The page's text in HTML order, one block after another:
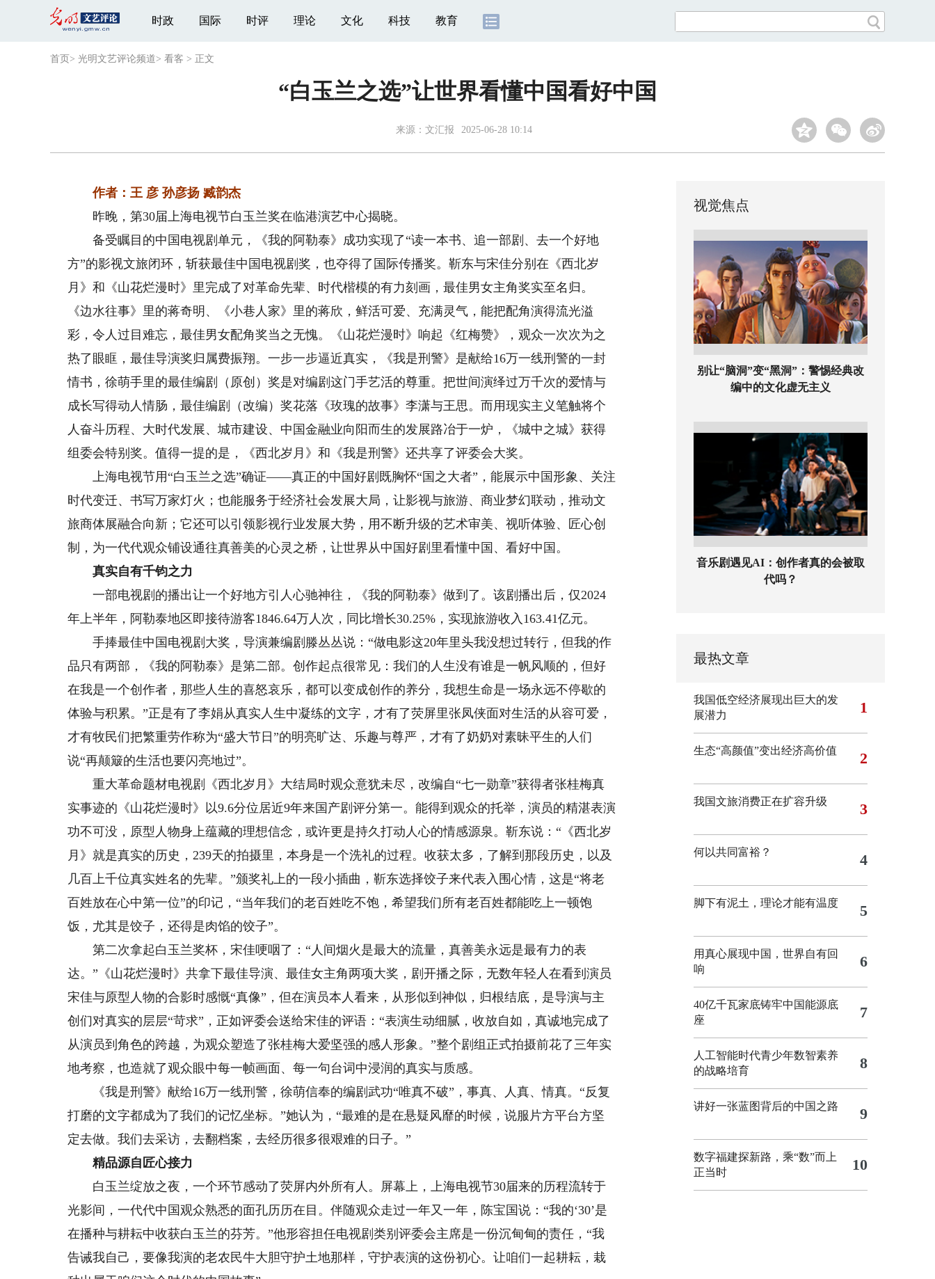
时政 国际 时评 理论 文化 科技 教育
首页 > 光明文艺评论频道> 看客 > 正文
“白玉兰之选”让世界看懂中国看好中国
来源： 文汇报 2025-06-28 10:14
作者：王 彦 孙彦扬 臧韵杰
昨晚，第30届上海电视节白玉兰奖在临港演艺中心揭晓。
备受瞩目的中国电视剧单元，《我的阿勒泰》成功实现了“读一本书、追一部剧、去一个好地
方”的影视文旅闭环，斩获最佳中国电视剧奖，也夺得了国际传播奖。靳东与宋佳分别在《西北岁
月》和《山花烂漫时》里完成了对革命先辈、时代楷模的有力刻画，最佳男女主角奖实至名归。
《边水往事》里的蒋奇明、《小巷人家》里的蒋欣，鲜活可爱、充满灵气，能把配角演得流光溢
彩，令人过目难忘，最佳男女配角奖当之无愧。《山花烂漫时》响起《红梅赞》，观众一次次为之
热了眼眶，最佳导演奖归属费振翔。一步一步逼近真实，《我是刑警》是献给16万一线刑警的一封
情书，徐萌手里的最佳编剧（原创）奖是对编剧这门手艺活的尊重。把世间演绎过万千次的爱情与
成长写得动人情肠，最佳编剧（改编）奖花落《玫瑰的故事》李潇与王思。而用现实主义笔触将个
人奋斗历程、大时代发展、城市建设、中国金融业向阳而生的发展路冶于一炉，《城中之城》获得
组委会特别奖。值得一提的是，《西北岁月》和《我是刑警》还共享了评委会大奖。
上海电视节用“白玉兰之选”确证——真正的中国好剧既胸怀“国之大者”，能展示中国形象、关注
时代变迁、书写万家灯火；也能服务于经济社会发展大局，让影视与旅游、商业梦幻联动，推动文
旅商体展融合向新；它还可以引领影视行业发展大势，用不断升级的艺术审美、视听体验、匠心创
制，为一代代观众铺设通往真善美的心灵之桥，让世界从中国好剧里看懂中国、看好中国。
真实自有千钧之力
一部电视剧的播出让一个好地方引人心驰神往，《我的阿勒泰》做到了。该剧播出后，仅2024
年上半年，阿勒泰地区即接待游客1846.64万人次，同比增长30.25%，实现旅游收入163.41亿元。
手捧最佳中国电视剧大奖，导演兼编剧滕丛丛说：“做电影这20年里头我没想过转行，但我的作
品只有两部，《我的阿勒泰》是第二部。创作起点很常见：我们的人生没有谁是一帆风顺的，但好
在我是一个创作者，那些人生的喜怒哀乐，都可以变成创作的养分，我想生命是一场永远不停歇的
体验与积累。”正是有了李娟从真实人生中凝练的文字，才有了荧屏里张凤侠面对生活的从容可爱，
才有牧民们把繁重劳作称为“盛大节日”的明亮旷达、乐趣与尊严，才有了奶奶对素昧平生的人们
说“再颠簸的生活也要闪亮地过”。
重大革命题材电视剧《西北岁月》大结局时观众意犹未尽，改编自“七一勋章”获得者张桂梅真
实事迹的《山花烂漫时》以9.6分位居近9年来国产剧评分第一。能得到观众的托举，演员的精湛表演
功不可没，原型人物身上蕴藏的理想信念，或许更是持久打动人心的情感源泉。靳东说：“《西北岁
月》就是真实的历史，239天的拍摄里，本身是一个洗礼的过程。收获太多，了解到那段历史，以及
几百上千位真实姓名的先辈。”颁奖礼上的一段小插曲，靳东选择饺子来代表入围心情，这是“将老
百姓放在心中第一位”的印记，“当年我们的老百姓吃不饱，希望我们所有老百姓都能吃上一顿饱
饭，尤其是饺子，还得是肉馅的饺子”。
第二次拿起白玉兰奖杯，宋佳哽咽了：“人间烟火是最大的流量，真善美永远是最有力的表
达。”《山花烂漫时》共拿下最佳导演、最佳女主角两项大奖，剧开播之际，无数年轻人在看到演员
宋佳与原型人物的合影时感慨“真像”，但在演员本人看来，从形似到神似，归根结底，是导演与主
创们对真实的层层“苛求”，正如评委会送给宋佳的评语：“表演生动细腻，收放自如，真诚地完成了
从演员到角色的跨越，为观众塑造了张桂梅大爱坚强的感人形象。”整个剧组正式拍摄前花了三年实
地考察，也造就了观众眼中每一帧画面、每一句台词中浸润的真实与质感。
《我是刑警》献给16万一线刑警，徐萌信奉的编剧武功“唯真不破”，事真、人真、情真。“反复
打磨的文字都成为了我们的记忆坐标。”她认为，“最难的是在悬疑风靡的时候，说服片方平台方坚
定去做。我们去采访，去翻档案，去经历很多很艰难的日子。”
精品源自匠心接力
白玉兰绽放之夜，一个环节感动了荧屏内外所有人。屏幕上，上海电视节30届来的历程流转于
光影间，一代代中国观众熟悉的面孔历历在目。伴随观众走过一年又一年，陈宝国说：“我的‘30’是
在播种与耕耘中收获白玉兰的芬芳。”他形容担任电视剧类别评委会主席是一份沉甸甸的责任，“我
告诫我自己，要像我演的老农民牛大胆守护土地那样，守护表演的这份初心。让咱们一起耕耘，栽
视觉焦点
别让“脑洞”变“黑洞”：警惕经典改
编中的文化虚无主义
音乐剧遇见AI：创作者真的会被取
代吗？
最热文章
我国低空经济展现出巨大的发
展潜力
1
生态“高颜值”变出经济高价值 2
我国文旅消费正在扩容升级 3
何以共同富裕？ 4
脚下有泥土，理论才能有温度 5
用真心展现中国，世界自有回
响
6
40亿千瓦家底铸牢中国能源底
座
7
人工智能时代青少年数智素养
的战略培育
8
讲好一张蓝图背后的中国之路 9
数字福建探新路，乘“数”而上
正当时
10